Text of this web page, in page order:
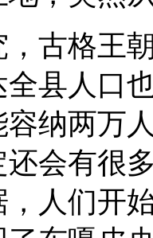
古格王
县人口
纳两万
还会有很
人们开